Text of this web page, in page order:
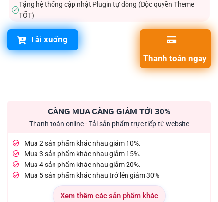
✓
Tặng hệ thống cập nhật Plugin tự động (Độc quyền Theme
TỐT)
Tải xuống
Thanh toán ngay
CÀNG MUA CÀNG GIẢM TỚI 30%
Thanh toán online - Tải sản phẩm trực tiếp từ website
Mua 2 sản phẩm khác nhau giảm 10%.
Mua 3 sản phẩm khác nhau giảm 15%.
Mua 4 sản phẩm khác nhau giảm 20%.
Mua 5 sản phẩm khác nhau trở lên giảm 30%
Xem thêm các sản phẩm khác